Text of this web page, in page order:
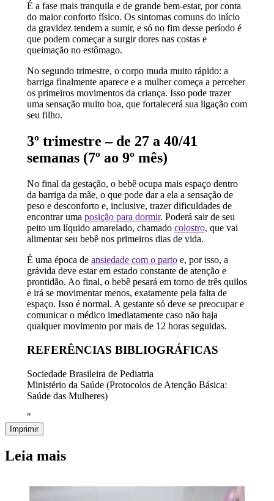
É a fase mais tranquila e de grande bem-estar, por conta
do maior conforto físico. Os sintomas comuns do início
da gravidez tendem a sumir, e só no fim desse período é
que podem começar a surgir dores nas costas e
queimação no estômago.
No segundo trimestre, o corpo muda muito rápido: a
barriga finalmente aparece e a mulher começa a perceber
os primeiros movimentos da criança. Isso pode trazer
uma sensação muito boa, que fortalecerá sua ligação com
seu filho.
3º trimestre – de 27 a 40/41
semanas (7º ao 9º mês)
No final da gestação, o bebê ocupa mais espaço dentro
da barriga da mãe, o que pode dar a ela a sensação de
peso e desconforto e, inclusive, trazer dificuldades de
encontrar uma posição para dormir. Poderá sair de seu
peito um líquido amarelado, chamado colostro, que vai
alimentar seu bebê nos primeiros dias de vida.
É uma época de ansiedade com o partoe, por isso, a
grávida deve estar em estado constante de atenção e
prontidão. Ao final, o bebê pesará em torno de três quilos
e irá se movimentar menos, exatamente pela falta de
espaço. Isso é normal. A gestante só deve se preocupar e
comunicar o médico imediatamente caso não haja
qualquer movimento por mais de 12 horas seguidas.
REFERÊNCIAS BIBLIOGRÁFICAS
Sociedade Brasileira de Pediatria
Ministério da Saúde (Protocolos de Atenção Básica:
Saúde das Mulheres)
"
Imprimir
Leia mais